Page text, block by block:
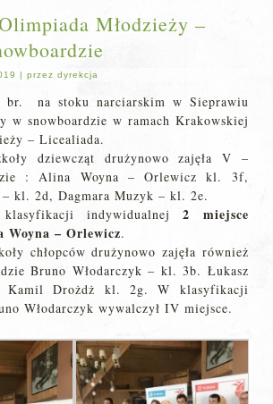
Młodzieży –
|przez dyrekcja
na stoku narciarskim w Sieprawiu
w snowboardzie w ramach Krakowskiej
– Licealiada.
dziewcząt drużynowo zajęła V –
: Alina Woyna – Orlewicz kl. 3f,
– kl. 2d, Dagmara Muzyk – kl. 2e.
indywidualnej2 miejsce
Woyna – Orlewicz.
chłopców drużynowo zajęła również
Bruno Włodarczyk – kl. 3b. Łukasz
Drożdż kl. 2g. W klasyfikacji
Włodarczyk wywalczył IV miejsce.